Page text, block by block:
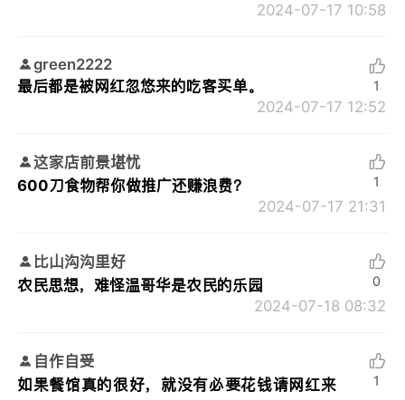
2024-07-17 10:58
green2222
最后都是被网红忽悠来的吃客买单。
2024-07-17 12:52
1
这家店前景堪忧
600刀食物帮你做推广还赚浪费？
2024-07-17 21:31
1
比山沟沟里好
农民思想，难怪温哥华是农民的乐园
2024-07-18 08:32
0
自作自受
如果餐馆真的很好，就没有必要花钱请网红来
1